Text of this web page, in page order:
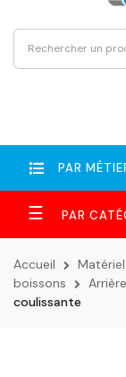
PAR
Basculer
la
navigation
☰
Accueil
boissons
coulissante